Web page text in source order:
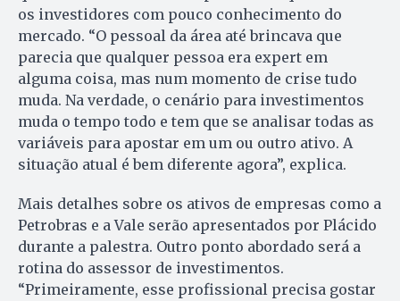
os investidores com pouco conhecimento do
mercado. “O pessoal da área até brincava que
parecia que qualquer pessoa era expert em
alguma coisa, mas num momento de crise tudo
muda. Na verdade, o cenário para investimentos
muda o tempo todo e tem que se analisar todas as
variáveis para apostar em um ou outro ativo. A
situação atual é bem diferente agora”, explica.
Mais detalhes sobre os ativos de empresas como a
Petrobras e a Vale serão apresentados por Plácido
durante a palestra. Outro ponto abordado será a
rotina do assessor de investimentos.
“Primeiramente, esse profissional precisa gostar